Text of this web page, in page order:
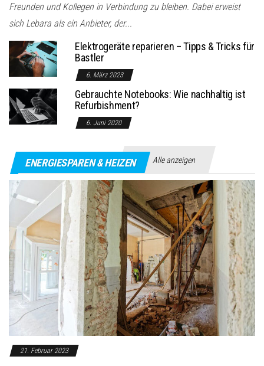
Freunden und Kollegen in Verbindung zu bleiben. Dabei erweist
sich Lebara als ein Anbieter, der...
Elektrogeräte reparieren – Tipps & Tricks für
Bastler
6. März 2023
Gebrauchte Notebooks: Wie nachhaltig ist
Refurbishment?
6. Juni 2020
ENERGIESPAREN & HEIZEN Alle anzeigen
21. Februar 2023